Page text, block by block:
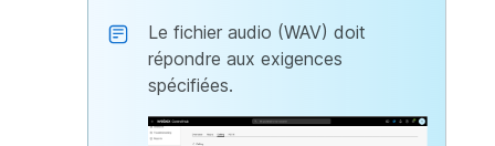
Le fichier audio (WAV) doit
répondre aux exigences
spécifiées.